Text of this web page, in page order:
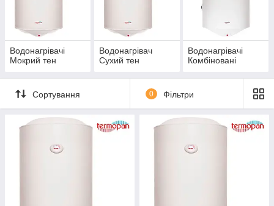
Водонагрівачі
Мокрий тен
Водонагрівач
Сухий тен
Водонагрівачі
Комбіновані
Сортування 0 Фільтри